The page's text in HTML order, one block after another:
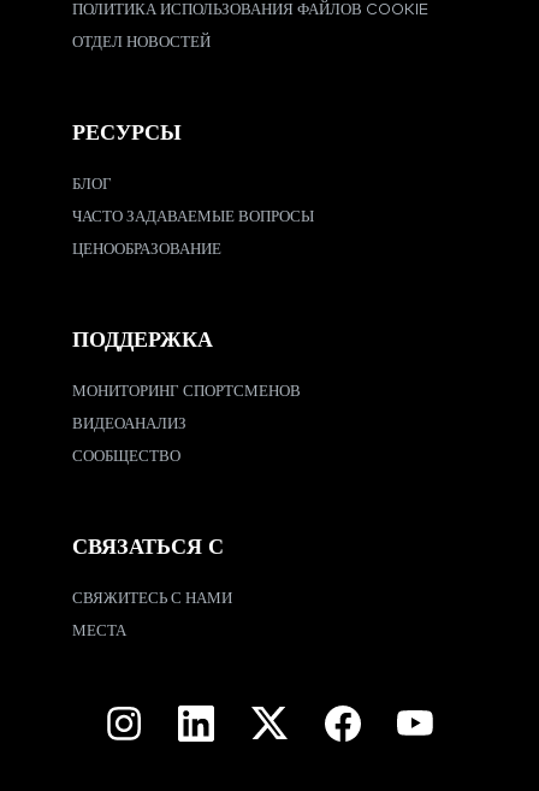
ПОЛИТИКА ИСПОЛЬЗОВАНИЯ ФАЙЛОВ COOKIE
ОТДЕЛ НОВОСТЕЙ
РЕСУРСЫ
БЛОГ
ЧАСТО ЗАДАВАЕМЫЕ ВОПРОСЫ
ЦЕНООБРАЗОВАНИЕ
ПОДДЕРЖКА
МОНИТОРИНГ СПОРТСМЕНОВ
ВИДЕОАНАЛИЗ
СООБЩЕСТВО
СВЯЗАТЬСЯ С
СВЯЖИТЕСЬ С НАМИ
МЕСТА